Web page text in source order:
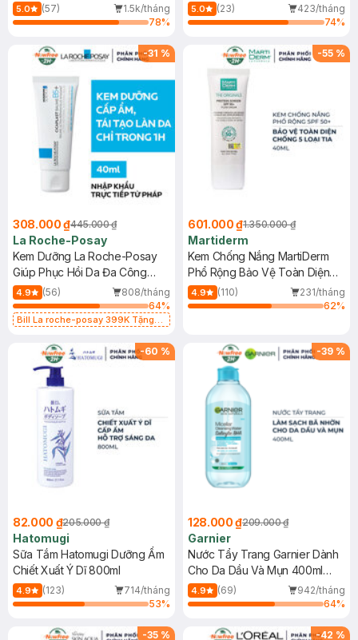
Dầu 500ml
5.0 (57)
1.5k/tháng
78%
(Mới)
5.0 (23)
423/tháng
74%
-31 %
308.000 ₫445.000 ₫
La Roche-Posay
Kem Dưỡng La Roche-Posay
Giúp Phục Hồi Da Đa Công
Dụng 40ml
4.9 (56)
808/tháng
64%
Bill La roche-posay 399K Tặng
(SL có hạn)
-55 %
601.000 ₫1.350.000 ₫
Martiderm
Kem Chống Nắng MartiDerm
Phổ Rộng Bảo Vệ Toàn Diện
40ml
4.9 (110)
231/tháng
62%
-60 %
82.000 ₫205.000 ₫
Hatomugi
Sữa Tắm Hatomugi Dưỡng Ẩm
Chiết Xuất Ý Dĩ 800ml
4.9 (123)
714/tháng
53%
-39 %
128.000 ₫209.000 ₫
Garnier
Nước Tẩy Trang Garnier Dành
Cho Da Dầu Và Mụn 400ml
(Mới)
4.9 (69)
942/tháng
64%
-35 % -42 %